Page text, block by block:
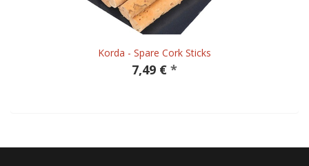
Korda - Spare Cork Sticks
7,49 € *